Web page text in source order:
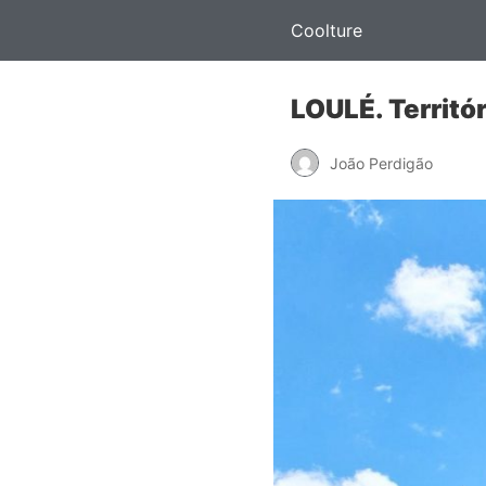
Coolture
LOULÉ.
João Perdigão